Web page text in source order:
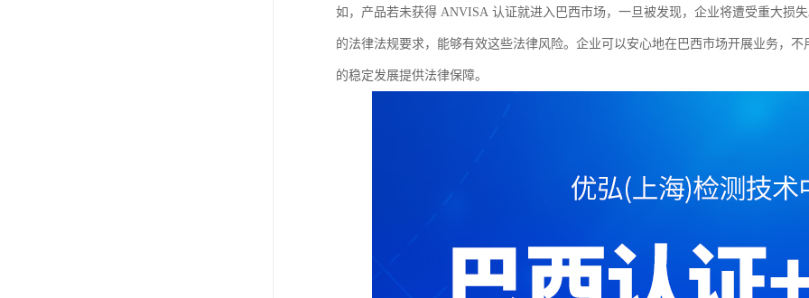
如，产品若未获得 ANVISA 认证就进入巴西市场，一旦被发现，企业将遭受重大损
的法律法规要求，能够有效这些法律风险。企业可以安心地在巴西市场开展业务，
的稳定发展提供法律保障。